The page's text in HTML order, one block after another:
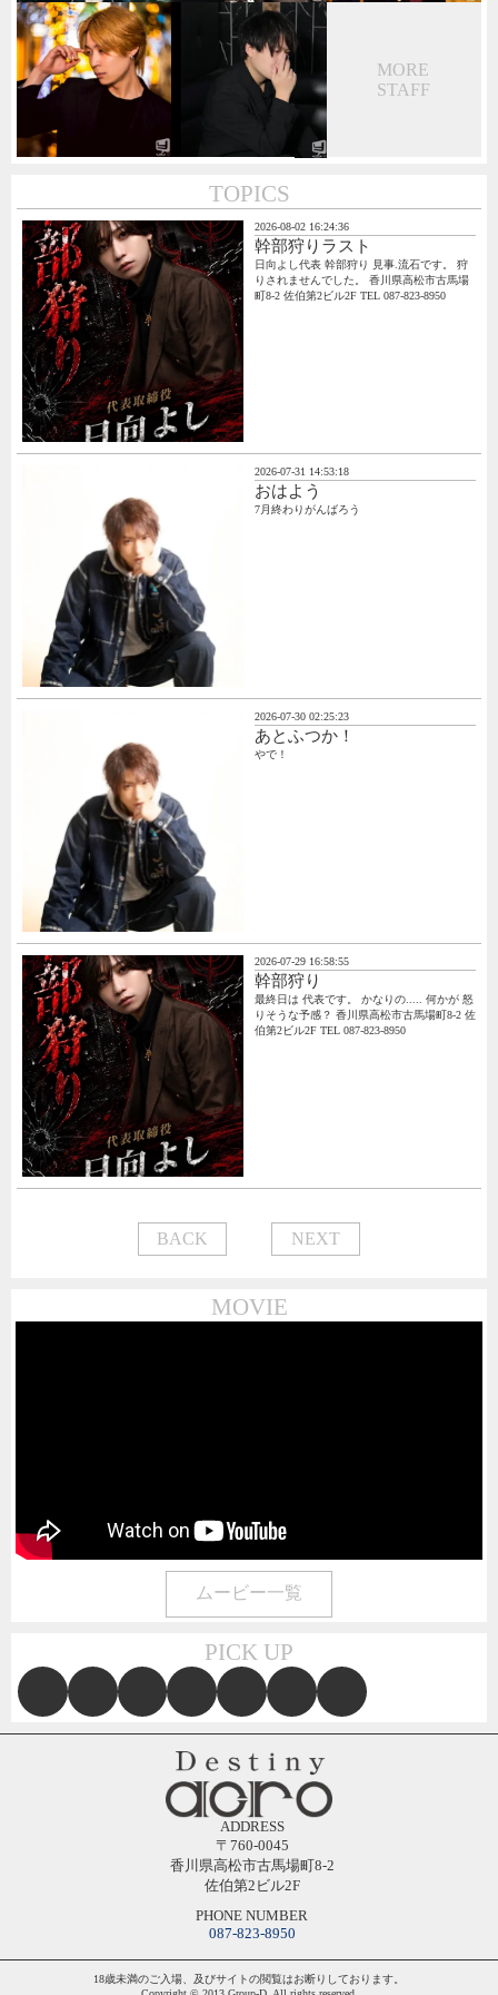
MORE
STAFF
TOPICS
2026-08-02 16:24:36
幹部狩りラスト
日向よし代表 幹部狩り 見事.流石です。 狩
りされませんでした。 香川県高松市古馬場
町8-2 佐伯第2ビル2F TEL 087-823-8950
2026-07-31 14:53:18
おはよう
7月終わりがんばろう
2026-07-30 02:25:23
あとふつか！
やで！
2026-07-29 16:58:55
幹部狩り
最終日は 代表です。 かなりの..... 何かが 怒
りそうな予感？ 香川県高松市古馬場町8-2 佐
伯第2ビル2F TEL 087-823-8950
BACK NEXT
MOVIE
ムービー一覧
PICK UP
ADDRESS
〒760-0045
香川県高松市古馬場町8-2
佐伯第2ビル2F
PHONE NUMBER
087-823-8950
18歳未満のご入場、及びサイトの閲覧はお断りしております。